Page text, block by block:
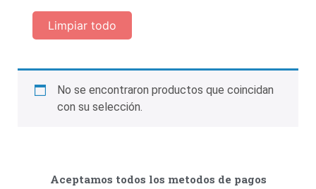
Limpiar todo
No se encontraron productos que coincidan
con su selección.
Aceptamos todos los metodos de pagos